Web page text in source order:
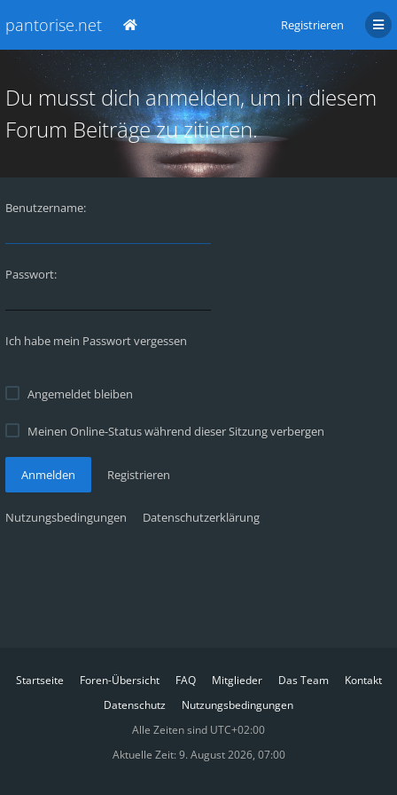
pantorise.net Registrieren
Du musst dich anmelden, um in diesem
Forum Beiträge zu zitieren.
Benutzername:
Passwort:
Ich habe mein Passwort vergessen
Angemeldet bleiben
Meinen Online-Status während dieser Sitzung verbergen
Anmelden Registrieren
Nutzungsbedingungen Datenschutzerklärung
Startseite Foren-Übersicht FAQ Mitglieder Das Team
Kontakt
Datenschutz
Nutzungsbedingungen
Alle Zeiten sind UTC+02:00
Aktuelle Zeit: 9. August 2026, 07:00